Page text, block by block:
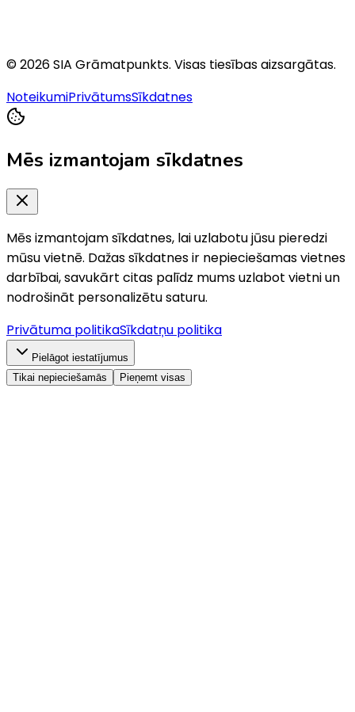
©2026SIA Grāmatpunkts. Visas tiesības aizsargātas.
NoteikumiPrivātumsSīkdatnes
Mēs izmantojam sīkdatnes
Mēs izmantojam sīkdatnes, lai uzlabotu jūsu pieredzi
mūsu vietnē. Dažas sīkdatnes ir nepieciešamas vietnes
darbībai, savukārt citas palīdz mums uzlabot vietni un
nodrošināt personalizētu saturu.
Privātuma politikaSīkdatņu politika
Pielāgot iestatījumus
Tikai nepieciešamās
Pieņemt visas